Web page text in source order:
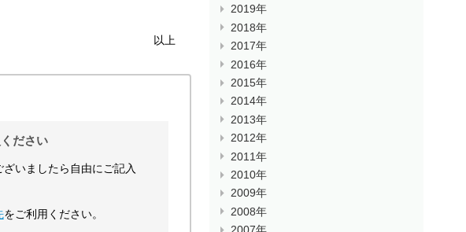
以上
2019年
2018年
2017年
2016年
2015年
2014年
2013年
2012年
2011年
2010年
2009年
2008年
ださい
いましたら自由にご記入
をご利用ください。